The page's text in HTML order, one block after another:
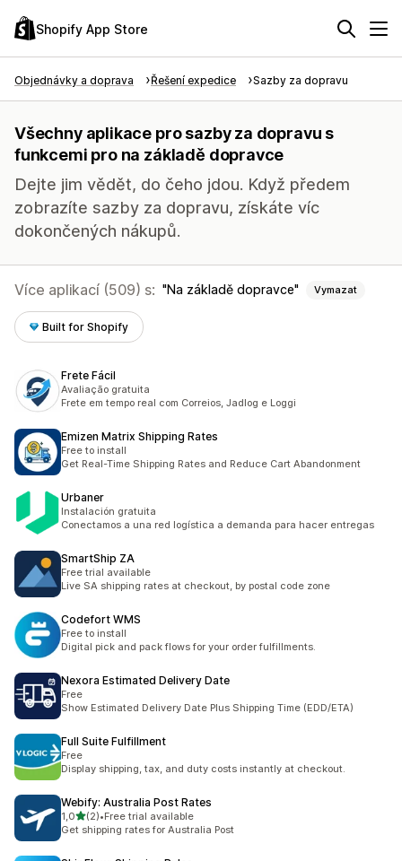
Shopify App Store
Objednávky a doprava Řešení expedice Sazby za dopravu
Všechny aplikace pro sazby za dopravu s
funkcemi pro na základě dopravce
Dejte jim vědět, do čeho jdou. Když předem
zobrazíte sazby za dopravu, získáte víc
dokončených nákupů.
Více aplikací (509) s: Na základě dopravce Vymazat
Built for Shopify
Frete Fácil
Avaliação gratuita
Frete em tempo real com Correios, Jadlog e Loggi
Emizen Matrix Shipping Rates
Free to install
Get Real-Time Shipping Rates and Reduce Cart Abandonment
Urbaner
Instalación gratuita
Conectamos a una red logística a demanda para hacer entregas
SmartShip ZA
Free trial available
Live SA shipping rates at checkout, by postal code zone
Codefort WMS
Free to install
Digital pick and pack flows for your order fulfillments.
Nexora Estimated Delivery Date
Free
Show Estimated Delivery Date Plus Shipping Time (EDD/ETA)
Full Suite Fulfillment
Free
Display shipping, tax, and duty costs instantly at checkout.
Webify: Australia Post Rates
1,0z 5 hvězd
(2)
Celkový počet recenzí: 2
•Free trial available
Get shipping rates for Australia Post